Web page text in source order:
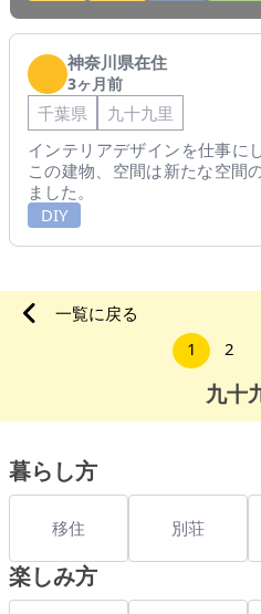
神奈川県在住
3ヶ月前
千葉県
九十九里
インテリアデザインを仕事に
この建物、空間は新たな空間
ました。
DIY
一覧に戻る
1
2
九十
暮らし方
移住 別荘
楽しみ方